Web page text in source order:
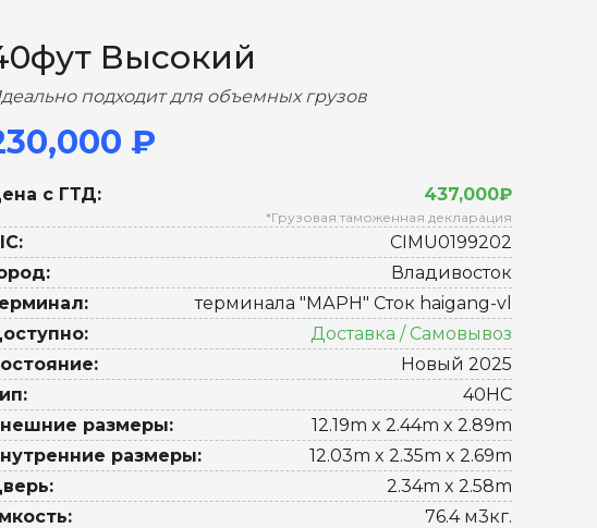
Высокий
подходит для объемных грузов
₽
с ГТД: 437,000₽
*Грузовая таможенная декларация
CIMU0199202
Владивосток
терминала "МАРН" Сток haigang-vl
Доставка / Самовывоз
Новый 2025
40HC
размеры:
12.19m x 2.44m x 2.89m
размеры:
12.03m x 2.35m x 2.69m
2.34m x 2.58m
76.4 м3кг.